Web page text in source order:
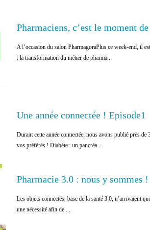
Pharmaciens, c’est le moment
A l’occasion du salon PharmagoraPlus ce week-end, il
: la transformation du métier de pharma...
Une année connectée ! Episode1
Durant cette année connectée, nous avons publié près
vos préférés ! Diabète : un pancréa...
Pharmacie 3.0 : nous y sommes !
Les objets connectés, base de la santé 3.0, n’arrivaient
une nécessité afin de ...